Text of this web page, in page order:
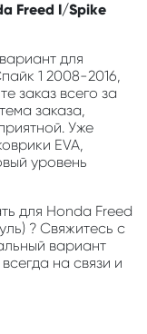
Freed I/Spike
для
1 2008-2016,
заказ всего за
заказа,
Уже
EVA,
уровень
для Honda Freed
? Свяжитесь с
вариант
на связи и